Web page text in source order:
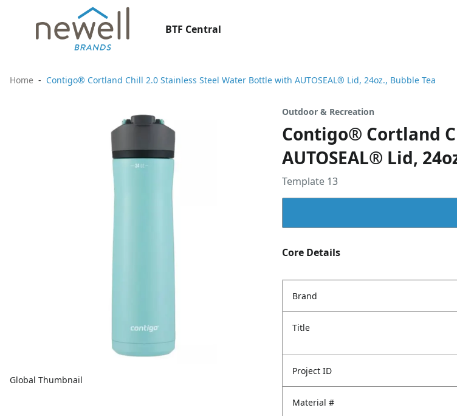
BTF Central
Home Contigo® Cortland Chill 2.0 Stainless Steel Water Bottle with AUTOSEAL® Lid, 24oz., Bubble Tea
Global Thumbnail
Outdoor & Recreation
Contigo® Cortland
AUTOSEAL® Lid,
Template 13
Core Details
Brand
Title
Project ID
Material #